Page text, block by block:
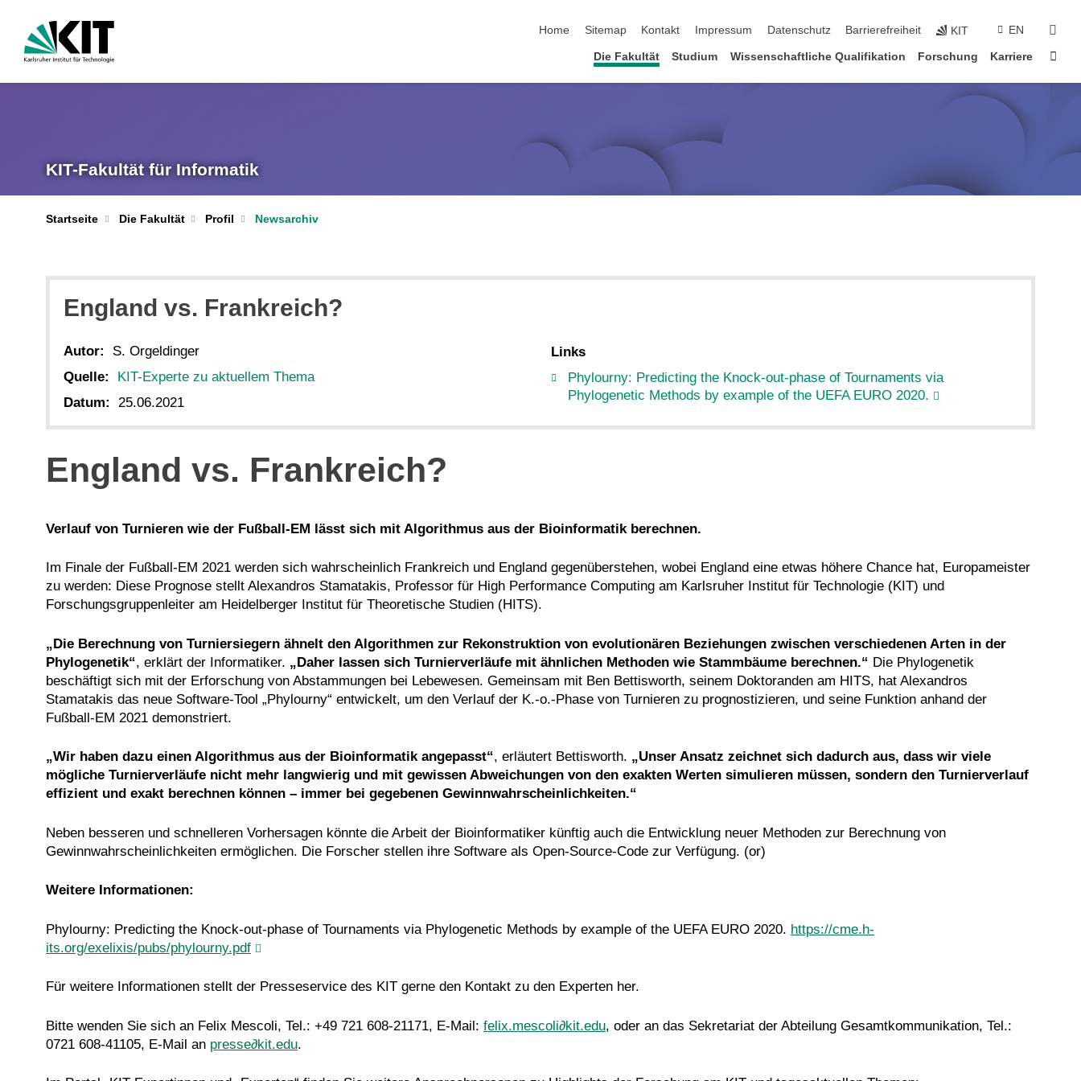
Home
Sitemap Kontakt Impressum Datenschutz Barrierefreiheit KIT EN
Die Fakultät Studium Wissenschaftliche Qualifikation Forschung Karriere
KIT-Fakultät für Informatik
Startseite Die Fakultät Profil Newsarchiv
England vs. Frankreich?
Autor:
S. Orgeldinger
Quelle:
KIT-Experte zu aktuellem Thema
Datum:
25.06.2021
Links
Phylourny: Predicting the Knock-out-phase of Tournaments via
Phylogenetic Methods by example of the UEFA EURO 2020.
England vs. Frankreich?
Verlauf von Turnieren wie der Fußball-EM lässt sich mit Algorithmus aus der Bioinformatik berechnen.
Im Finale der Fußball-EM 2021 werden sich wahrscheinlich Frankreich und England gegenüberstehen, wobei England eine etwas höhere Chance hat, Europameister
zu werden: Diese Prognose stellt Alexandros Stamatakis, Professor für High Performance Computing am Karlsruher Institut für Technologie (KIT) und
Forschungsgruppenleiter am Heidelberger Institut für Theoretische Studien (HITS).
„Die Berechnung von Turniersiegern ähnelt den Algorithmen zur Rekonstruktion von evolutionären Beziehungen zwischen verschiedenen Arten in der
Phylogenetik“, erklärt der Informatiker. „Daher lassen sich Turnierverläufe mit ähnlichen Methoden wie Stammbäume berechnen.“ Die Phylogenetik
beschäftigt sich mit der Erforschung von Abstammungen bei Lebewesen. Gemeinsam mit Ben Bettisworth, seinem Doktoranden am HITS, hat Alexandros
Stamatakis das neue Software-Tool „Phylourny“ entwickelt, um den Verlauf der K.-o.-Phase von Turnieren zu prognostizieren, und seine Funktion anhand der
Fußball-EM 2021 demonstriert.
„Wir haben dazu einen Algorithmus aus der Bioinformatik angepasst“, erläutert Bettisworth. „Unser Ansatz zeichnet sich dadurch aus, dass wir viele
mögliche Turnierverläufe nicht mehr langwierig und mit gewissen Abweichungen von den exakten Werten simulieren müssen, sondern den Turnierverlauf
effizient und exakt berechnen können – immer bei gegebenen Gewinnwahrscheinlichkeiten.“
Neben besseren und schnelleren Vorhersagen könnte die Arbeit der Bioinformatiker künftig auch die Entwicklung neuer Methoden zur Berechnung von
Gewinnwahrscheinlichkeiten ermöglichen. Die Forscher stellen ihre Software als Open-Source-Code zur Verfügung. (or)
Weitere Informationen:
Phylourny: Predicting the Knock-out-phase of Tournaments via Phylogenetic Methods by example of the UEFA EURO 2020. https://cme.h-
its.org/exelixis/pubs/phylourny.pdf
Für weitere Informationen stellt der Presseservice des KIT gerne den Kontakt zu den Experten her.
Bitte wenden Sie sich an Felix Mescoli, Tel.: +49 721 608-21171, E-Mail: felix.mescoli∂kit.edu, oder an das Sekretariat der Abteilung Gesamtkommunikation, Tel.:
0721 608-41105, E-Mail an presse∂kit.edu.